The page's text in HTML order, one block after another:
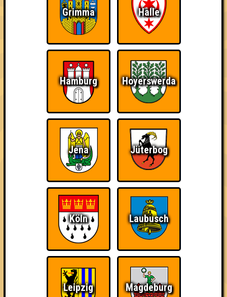
1. Familienoberhauptvogel
13
15 44
2. Schnapsosaurus
12 17 43
3. Spielkinder
13 42
4. Zerschmetterlinge
4. Club Quizface
15 10 16 41
5. Kein Baguette zum Raclette
13 40
5. Jesus Quiztus Superstar
12 40
6. Ronny Effem
Grimma Halle
Hamburg Hoyerswerda
Jena Jüterbog
Köln Laubusch
Leipzig Magdeburg